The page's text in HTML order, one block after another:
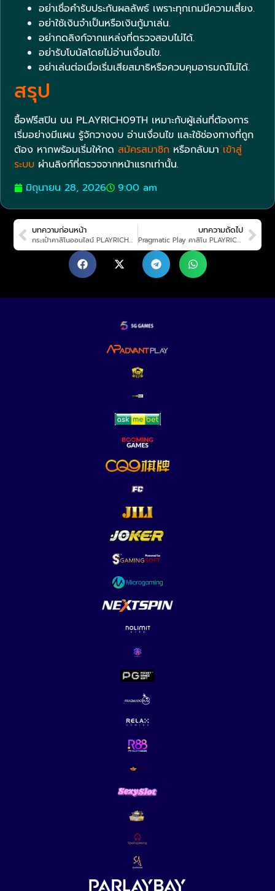
อย่าเชื่อคำรับประกันผลลัพธ์ เพราะทุกเกมมีความเสี่ยง.
อย่าใช้เงินจำเป็นหรือเงินกู้มาเล่น.
อย่ากดลิงก์จากแหล่งที่ตรวจสอบไม่ได้.
อย่ารับโบนัสโดยไม่อ่านเงื่อนไข.
อย่าเล่นต่อเมื่อเริ่มเสียสมาธิหรือควบคุมอารมณ์ไม่ได้.
สรุป
ซื้อฟรีสปิน บน PLAYRICH09TH เหมาะกับผู้เล่นที่ต้องการ
เริ่มอย่างมีแผน รู้จักวางงบ อ่านเงื่อนไข และใช้ช่องทางที่ถูก
ต้อง หากพร้อมเริ่มให้กดสมัครสมาชิก หรือกลับมา เข้าสู่
ระบบ ผ่านลิงก์ที่ตรวจจากหน้าแรกเท่านั้น.
มิถุนายน 28, 2026
9:00 am
บทความก่อนหน้า
กระเป๋าคาสิโนออนไลน์ PLAYRICH09TH 2026 คู่มือเล่นอย่างมีแผน
บทความถัดไป
Pragmatic Play คาสิโน PLAYRICH09TH 2026 คู่มือเล่นอย่างมีแผน